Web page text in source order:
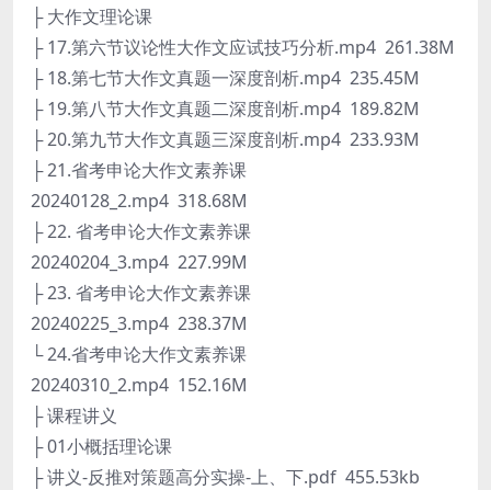
├ 大作文理论课
├ 17.第六节议论性大作文应试技巧分析.mp4 261.38M
├ 18.第七节大作文真题一深度剖析.mp4 235.45M
├ 19.第八节大作文真题二深度剖析.mp4 189.82M
├ 20.第九节大作文真题三深度剖析.mp4 233.93M
├ 21.省考申论大作文素养课
20240128_2.mp4 318.68M
├ 22. 省考申论大作文素养课
20240204_3.mp4 227.99M
├ 23. 省考申论大作文素养课
20240225_3.mp4 238.37M
└ 24.省考申论大作文素养课
20240310_2.mp4 152.16M
├ 课程讲义
├ 01小概括理论课
├ 讲义-反推对策题高分实操-上、下.pdf 455.53kb